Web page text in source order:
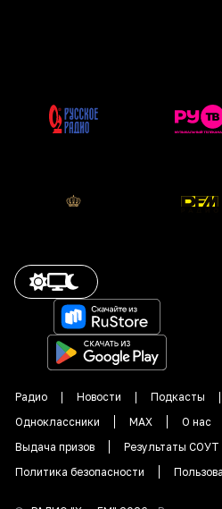
Радио Новости Подкасты
Одноклассники
MAX О нас
Выдача призов
Результаты СОУТ
Политика безопасности